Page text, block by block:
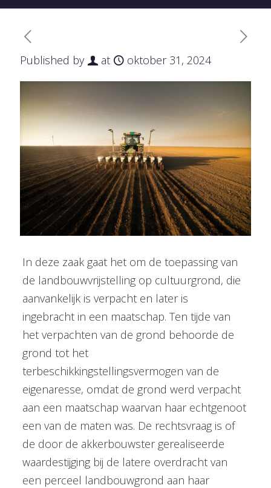
Published by at oktober 31, 2024
In deze zaak gaat het om de toepassing van
de landbouwvrijstelling op cultuurgrond, die
aanvankelijk is verpacht en later is
ingebracht in een maatschap. Ten tijde van
het verpachten van de grond behoorde de
grond tot het
terbeschikkingstellingsvermogen van de
eigenaresse, omdat de grond werd verpacht
aan een maatschap waarvan haar echtgenoot
een van de maten was. De rechtsvraag is of
de door de akkerbouwster gerealiseerde
waardestijging bij de latere overdracht van
een perceel landbouwgrond aan haar